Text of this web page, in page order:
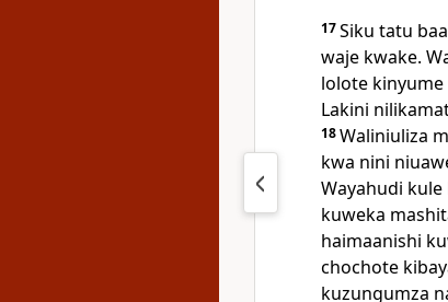
17Siku tatu
waje kwake.
lolote
Lakini
18Waliniuliza
kwa nini
Wayahudi
kuweka
haimaanishi
chochote
kuzungumza